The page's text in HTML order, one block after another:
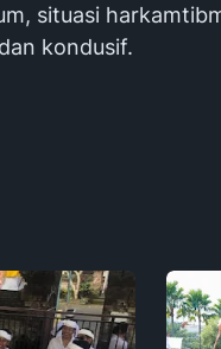
situasi
kondusif.